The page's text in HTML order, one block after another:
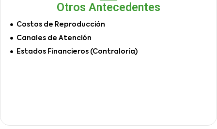
Otros Antecedentes
Costos de Reproducción
Canales de Atención
Estados Financieros (Contraloría)